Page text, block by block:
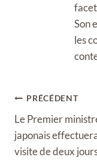
Son
les
Navigation
de
l’article
PRÉCÉDENT
Le Premier
japonais
visite de deux